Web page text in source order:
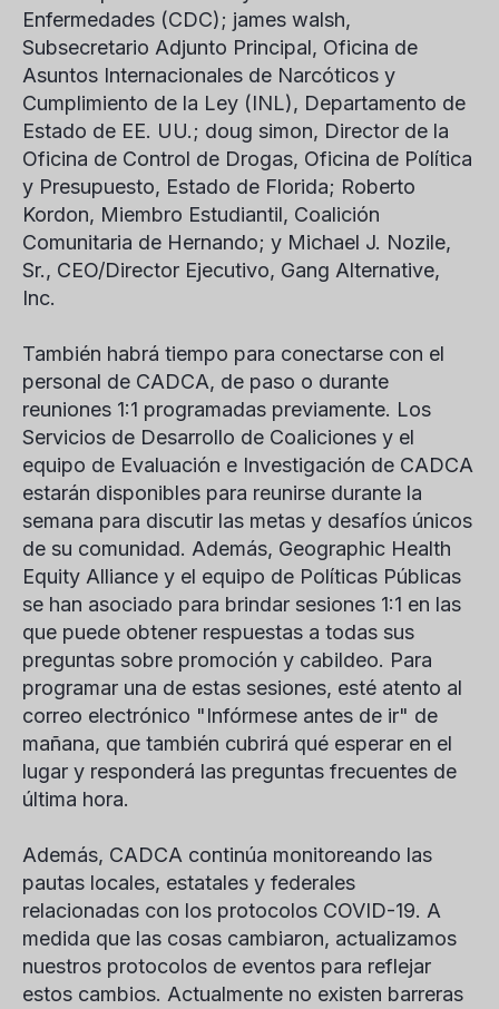
Enfermedades (CDC); james walsh,
Subsecretario Adjunto Principal, Oficina de
Asuntos Internacionales de Narcóticos y
Cumplimiento de la Ley (INL), Departamento de
Estado de EE. UU.; doug simon, Director de la
Oficina de Control de Drogas, Oficina de Política
y Presupuesto, Estado de Florida; Roberto
Kordon, Miembro Estudiantil, Coalición
Comunitaria de Hernando; y Michael J. Nozile,
Sr., CEO/Director Ejecutivo, Gang Alternative,
Inc.
También habrá tiempo para conectarse con el
personal de CADCA, de paso o durante
reuniones 1:1 programadas previamente. Los
Servicios de Desarrollo de Coaliciones y el
equipo de Evaluación e Investigación de CADCA
estarán disponibles para reunirse durante la
semana para discutir las metas y desafíos únicos
de su comunidad. Además, Geographic Health
Equity Alliance y el equipo de Políticas Públicas
se han asociado para brindar sesiones 1:1 en las
que puede obtener respuestas a todas sus
preguntas sobre promoción y cabildeo. Para
programar una de estas sesiones, esté atento al
correo electrónico "Infórmese antes de ir" de
mañana, que también cubrirá qué esperar en el
lugar y responderá las preguntas frecuentes de
última hora.
Además, CADCA continúa monitoreando las
pautas locales, estatales y federales
relacionadas con los protocolos COVID-19. A
medida que las cosas cambiaron, actualizamos
nuestros protocolos de eventos para reflejar
estos cambios. Actualmente no existen barreras